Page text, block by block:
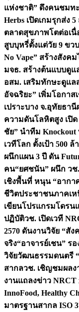
แห่งชาติ” ดึงคนชมท
Herbs เปิดเกมรุกส่ง
ตลาดสุขภาพโตต่อเนื่
สูบบุหรี่ตั้งแต่วัย 9 ขว
No Vape” สร้างสัง
มจธ. สร้างต้นแบบดูแ
อสม. เสริมทักษะดูแล
อัจฉริยะ” เพิ่มโอกา
เปราะบาง จ.อุทัยธานี
ความดันโลหิตสูง เปิ
ชัย” นำทีม Knockout
เวทีโลก ตั้งเป้า 500
ผนึกแผน 3 ปี ดัน
คน“ยศชนัน” ผนึก วช
เชิงพื้นที่ หนุน “อาก
ชีวิตประชาชนภาคเห
เขียนโปรแกรมโดร
ปฏิบัติวช. เปิดเวที
2570 ดันงานวิจัย “สั
จริง“อาจารย์เชน” ร
วิจัยวัฒนธรรมดนตรี
สากลวช. เชิญชมผล
งานแถลงข่าว NRCT
InnoFood, Healthy
มาตรฐานสากล ISO